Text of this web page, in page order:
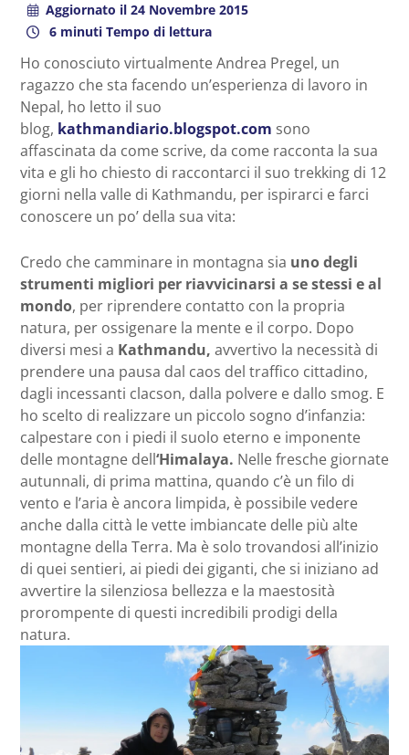
Aggiornato il24 Novembre 2015
6 minuti Tempo di lettura
Ho conosciuto virtualmente Andrea Pregel, un
ragazzo che sta facendo un’esperienza di lavoro in
Nepal, ho letto il suo
blog, kathmandiario.blogspot.com sono
affascinata da come scrive, da come racconta la sua
vita e gli ho chiesto di raccontarci il suo trekking di 12
giorni nella valle di Kathmandu, per ispirarci e farci
conoscere un po’ della sua vita:
Credo che camminare in montagna sia uno degli
strumenti migliori per riavvicinarsi a se stessi e al
mondo, per riprendere contatto con la propria
natura, per ossigenare la mente e il corpo. Dopo
diversi mesi a Kathmandu, avvertivo la necessità di
prendere una pausa dal caos del traffico cittadino,
dagli incessanti clacson, dalla polvere e dallo smog. E
ho scelto di realizzare un piccolo sogno d’infanzia:
calpestare con i piedi il suolo eterno e imponente
delle montagne dell‘Himalaya. Nelle fresche giornate
autunnali, di prima mattina, quando c’è un filo di
vento e l’aria è ancora limpida, è possibile vedere
anche dalla città le vette imbiancate delle più alte
montagne della Terra. Ma è solo trovandosi all’inizio
di quei sentieri, ai piedi dei giganti, che si iniziano ad
avvertire la silenziosa bellezza e la maestosità
prorompente di questi incredibili prodigi della
natura.